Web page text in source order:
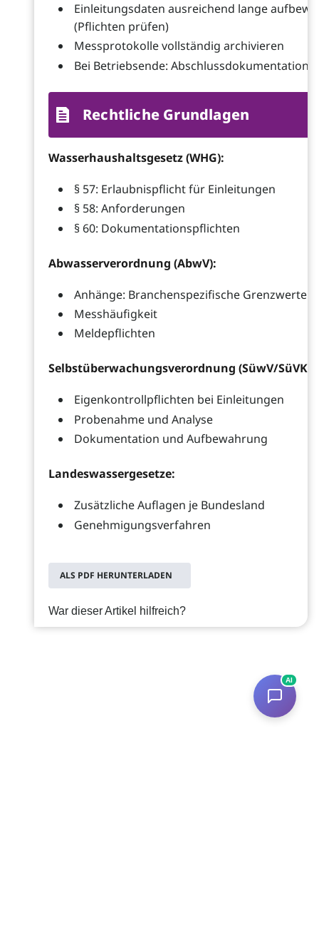
Einleitungsdaten ausreichend lange
(Pflichten prüfen)
Messprotokolle vollständig archivieren
Bei Betriebsende: Abschlussdokumentation
Rechtliche Grundlagen
Wasserhaushaltsgesetz (WHG):
§ 57: Erlaubnispflicht für Einleitungen
§ 58: Anforderungen
§ 60: Dokumentationspflichten
Abwasserverordnung (AbwV):
Anhänge: Branchenspezifische Grenzwerte
Messhäufigkeit
Meldepflichten
Selbstüberwachungsverordnung (SüwV/
Eigenkontrollpflichten bei Einleitungen
Probenahme und Analyse
Dokumentation und Aufbewahrung
Landeswassergesetze:
Zusätzliche Auflagen je Bundesland
Genehmigungsverfahren
ALS PDF HERUNTERLADEN
War dieser Artikel hilfreich?
AI